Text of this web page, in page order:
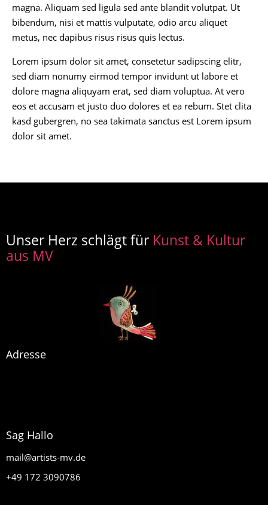
magna. Aliquam sed ligula sed ante blandit volutpat. Ut
bibendum, nisi et mattis vulputate, odio arcu aliquet
metus, nec dapibus risus risus quis lectus.
Lorem ipsum dolor sit amet, consetetur sadipscing elitr,
sed diam nonumy eirmod tempor invidunt ut labore et
dolore magna aliquyam erat, sed diam voluptua. At vero
eos et accusam et justo duo dolores et ea rebum. Stet clita
kasd gubergren, no sea takimata sanctus est Lorem ipsum
dolor sit amet.
Unser Herz schlägt für Kunst & Kultur
aus MV
Adresse
Sag Hallo
mail@artists-mv.de
+49 172 3090786